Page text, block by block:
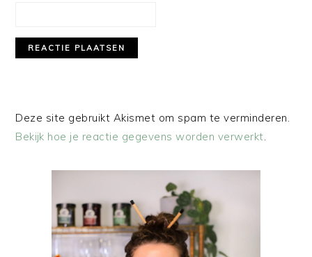
Deze site gebruikt Akismet om spam te verminderen.
Bekijk hoe je reactie gegevens worden verwerkt